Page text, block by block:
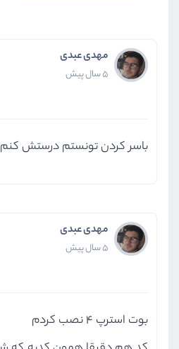
مهدی عبدی
5 سال پیش
باسر کردن تونستم درستش کنم
مهدی عبدی
5 سال پیش
بوت استرپ 4 نصب کردم